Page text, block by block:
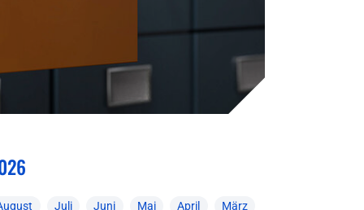
Juli Juni Mai April März